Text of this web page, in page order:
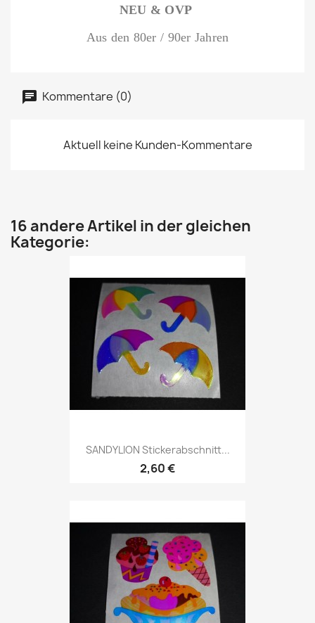
NEU & OVP
Aus den 80er / 90er Jahren
Kommentare (0)
Aktuell keine Kunden-Kommentare
16 andere Artikel in der gleichen
Kategorie:
SANDYLION Stickerabschnitt...
2,60 €